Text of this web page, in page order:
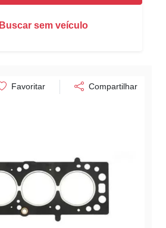
Buscar sem veículo
Favoritar Compartilhar